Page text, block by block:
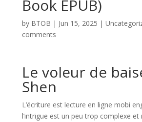
Book EPUB)
by BTOB | Jun 15, 2025 |
comments
Le voleur de
Shen
L’écriture est lecture en ligne mobi
l’intrigue est un peu trop complexe et